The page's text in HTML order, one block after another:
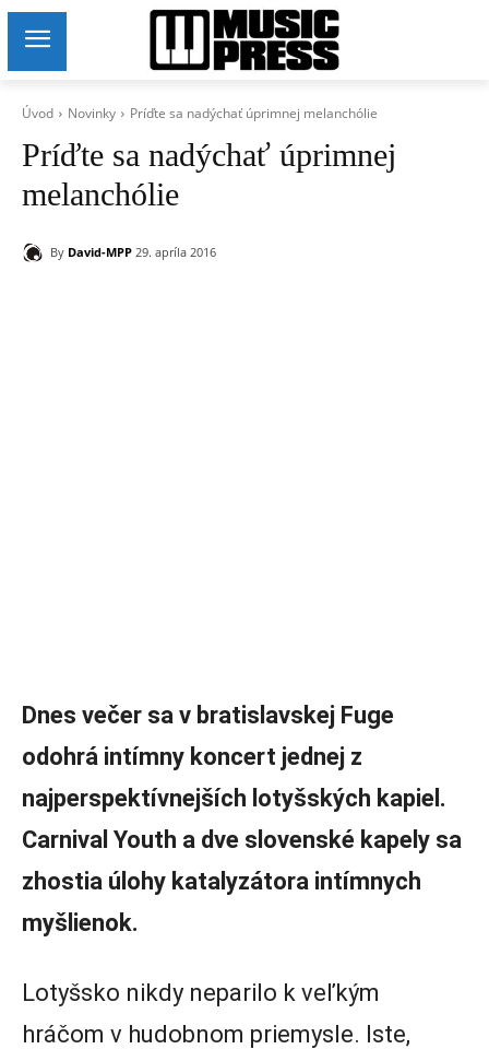
Úvod Novinky Príďte sa nadýchať úprimnej melanchólie
Príďte sa nadýchať úprimnej
melanchólie
By David-MPP 29. apríla 2016
Dnes večer sa v bratislavskej Fuge
odohrá intímny koncert jednej z
najperspektívnejších lotyšských kapiel.
Carnival Youth a dve slovenské kapely sa
zhostia úlohy katalyzátora intímnych
myšlienok.
Lotyšsko nikdy neparilo k veľkým
hráčom v hudobnom priemysle. Iste,